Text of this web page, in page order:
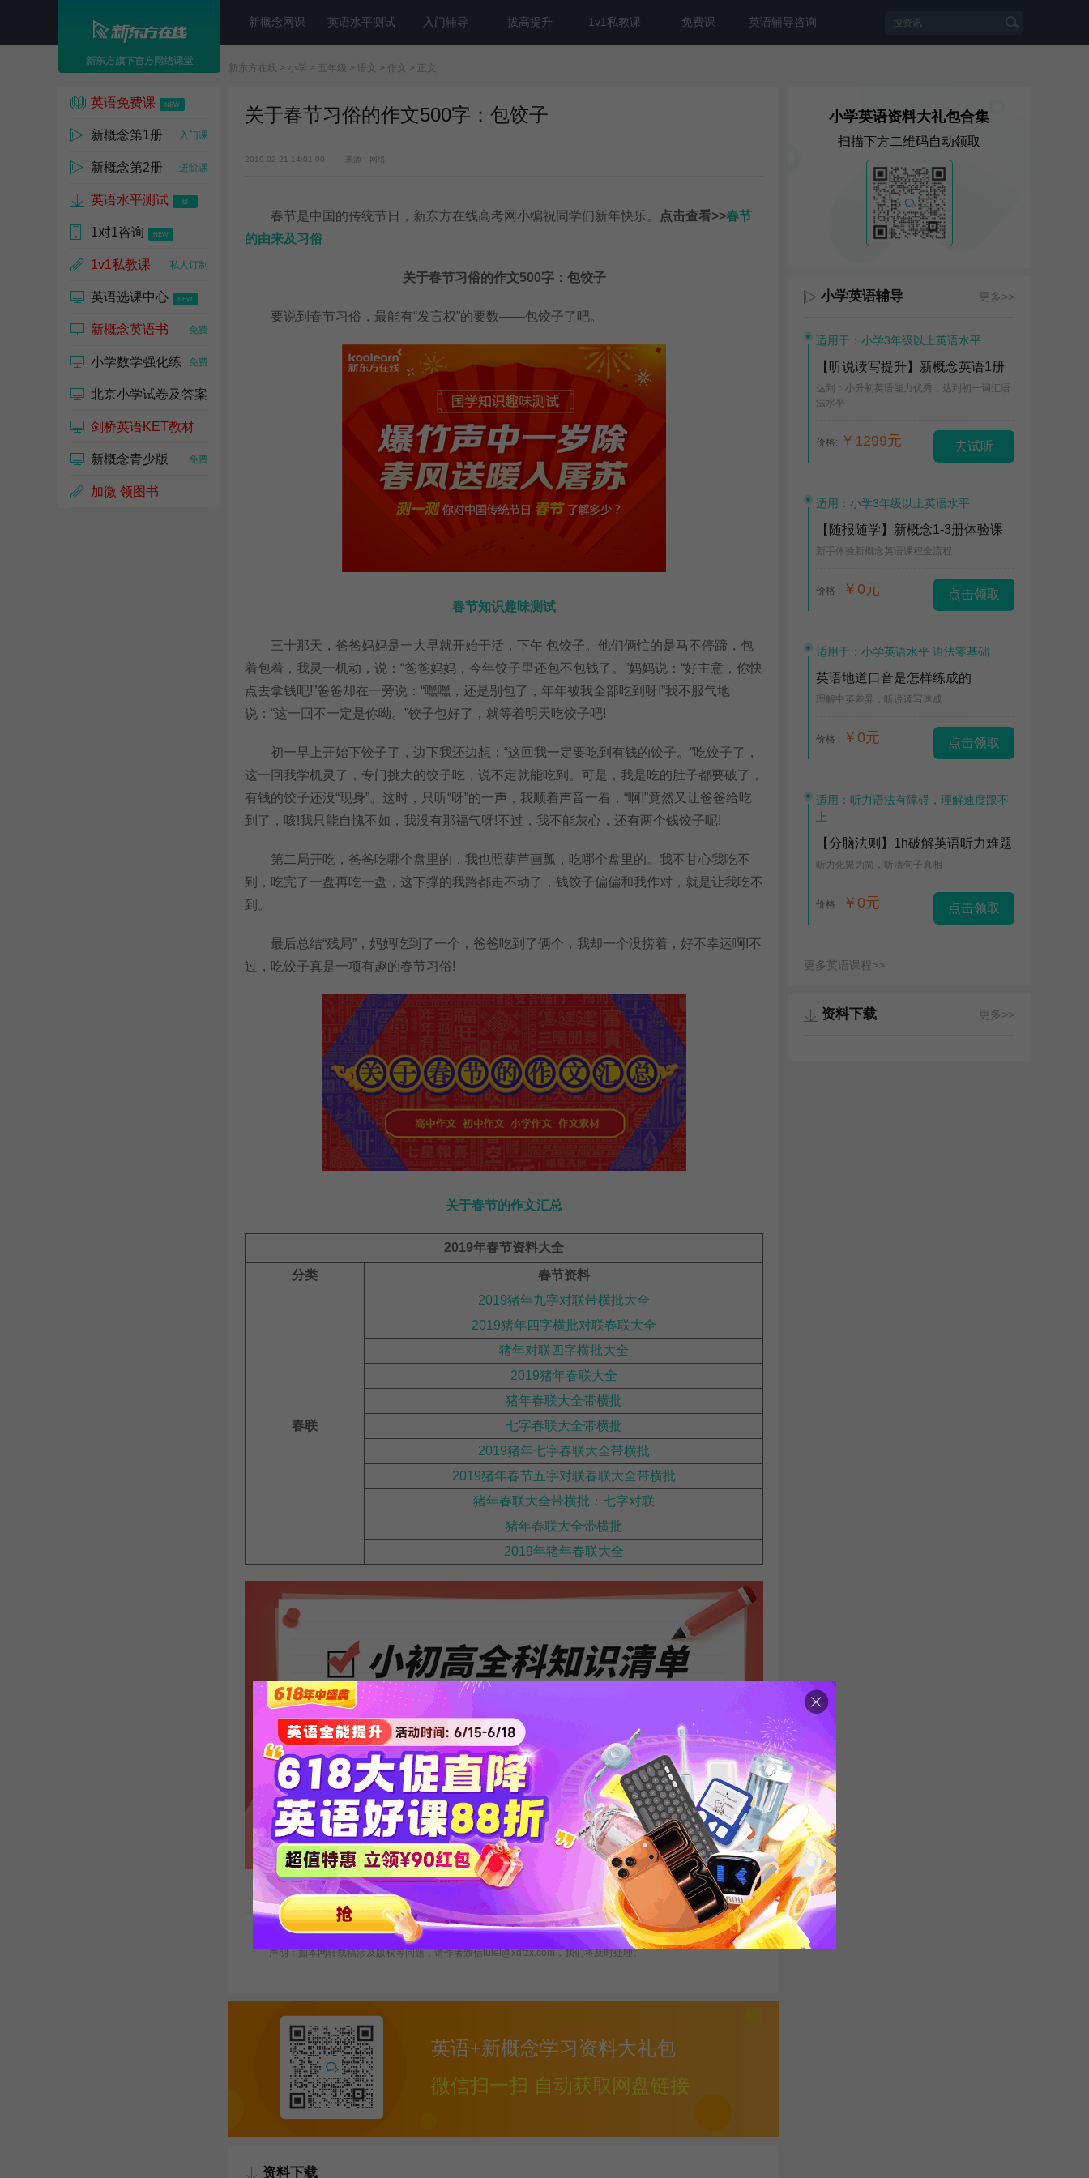
新概念网课 英语水平测试 入门辅导 拔高提升 1v1私教课 免费课 英语辅导咨询
新东方在线 > 小学 > 五年级 > 语文 > 作文 > 正文
英语免费课 NEW
新概念第1册 入门课
新概念第2册 进阶课
英语水平测试 爆
1对1咨询 NEW
1v1私教课 私人订制
英语选课中心 NEW
新概念英语书 免费
小学数学强化练 免费
北京小学试卷及答案
免费
剑桥英语KET教材
免费
新概念青少版 免费
加微 领图书
关于春节习俗的作文500字：包饺子
2019-02-21 14:01:00 来源：网络
春节是中国的传统节日，新东方在线高考网小编祝同学们新年快乐。 点击查看>>春节
的由来及习俗
关于春节习俗的作文500字： 包饺子
要说到春节习俗，最能有“发言权”的要数——包饺子了吧。
春节知识趣味测试
三十那天，爸爸妈妈是一大早就开始干活，下午 包饺子。他们俩忙的是马不停蹄，包
着包着，我灵一机动，说：“爸爸妈妈，今年饺子里还包不包钱了。”妈妈说：“好主意，你快
点去拿钱吧!”爸爸却在一旁说：“嘿嘿，还是别包了，年年被我全部吃到呀!”我不服气地
说：“这一回不一定是你呦。”饺子包好了，就等着明天吃饺子吧!
初一早上开始下饺子了，边下我还边想：“这回我一定要吃到有钱的饺子。”吃饺子了，
这一回我学机灵了，专门挑大的饺子吃，说不定就能吃到。可是，我是吃的肚子都要破了，
有钱的饺子还没“现身”。这时，只听“呀”的一声，我顺着声音一看，“啊!”竟然又让爸爸给吃
到了，咳!我只能自愧不如，我没有那福气呀!不过，我不能灰心，还有两个钱饺子呢!
第二局开吃，爸爸吃哪个盘里的，我也照葫芦画瓢，吃哪个盘里的。我不甘心我吃不
到，吃完了一盘再吃一盘，这下撑的我路都走不动了，钱饺子偏偏和我作对，就是让我吃不
到。
最后总结“残局”，妈妈吃到了一个，爸爸吃到了俩个，我却一个没捞着，好不幸运啊!不
过，吃饺子真是一项有趣的春节习俗!
关于春节的作文汇总
2019年春节资料大全
分类
春节资料
春联
2019猪年九字对联带横批大全
2019猪年四字横批对联春联大全
猪年对联四字横批大全
2019猪年春联大全
猪年春联大全带横批
七字春联大全带横批
2019猪年七字春联大全带横批
2019猪年春节五字对联春联大全带横批
猪年春联大全带横批：七字对联
猪年春联大全带横批
2019年猪年春联大全
本文关键字:关于春节习俗的作文
声明：如本网转载稿涉及版权等问题，请作者致信lulei@xdfzx.com，我们将及时处理。
英语+新概念学习资料大礼包
微信扫一扫 自动获取网盘链接
资料下载
小学英语资料大礼包合集
扫描下方二维码自动领取
小学英语辅导 更多>>
适用于：小学3年级以上英语水平
【听说读写提升】新概念英语1册
达到：小升初英语能力优秀，达到初一词汇语
法水平
价格: ￥1299元 去试听
适用：小学3年级以上英语水平
【随报随学】新概念1-3册体验课
新手体验新概念英语课程全流程
价格 : ￥0元 点击领取
适用于：小学英语水平 语法零基础
英语地道口音是怎样练成的
理解中英差异，听说读写速成
价格 : ￥0元 点击领取
适用：听力语法有障碍，理解速度跟不
上
【分脑法则】1h破解英语听力难题
听力化繁为简，听清句子真相
价格 : ￥0元 点击领取
更多英语课程>>
资料下载 更多>>